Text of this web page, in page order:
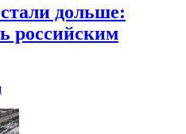
дольше:
российским